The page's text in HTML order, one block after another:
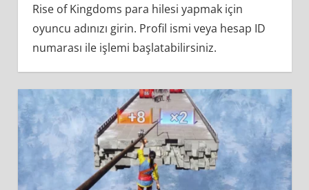
Rise of Kingdoms para hilesi yapmak için
oyuncu adınızı girin. Profil ismi veya hesap ID
numarası ile işlemi başlatabilirsiniz.